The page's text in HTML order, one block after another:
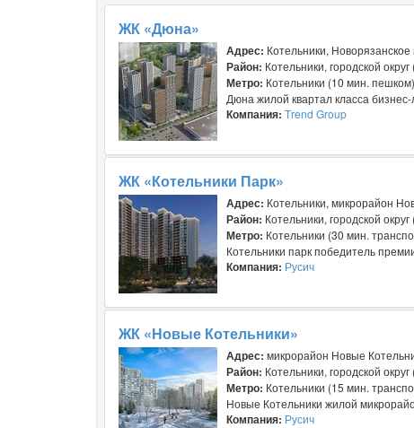
ЖК «Дюна»
Адрес: Котельники,
Район: Котельники, городской
Метро: Котельники (10 мин.
Дюна жилой квартал класса
Компания: Тrend Group
ЖК «Котельники Парк»
Адрес: Котельники, микрорайон
Район: Котельники, городской
Метро: Котельники (30 мин.
Котельники парк победитель
Компания: Русич
ЖК «Новые Котельники»
Адрес: микрорайон Новые
Район: Котельники, городской
Метро: Котельники (15 мин.
Новые Котельники жилой
Компания: Русич